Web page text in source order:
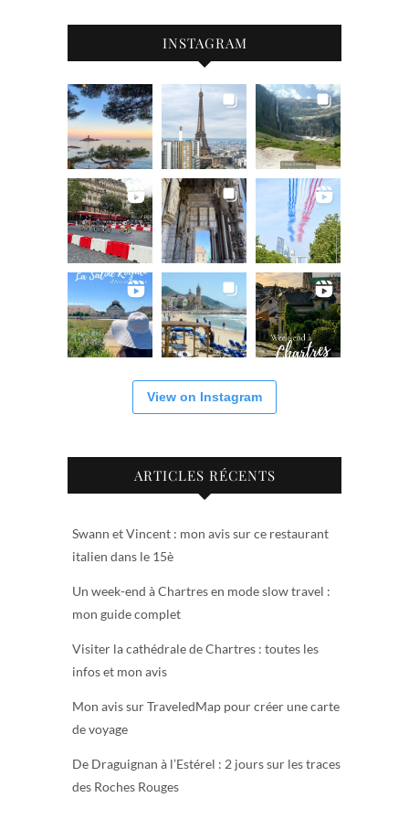
INSTAGRAM
View on Instagram
ARTICLES RÉCENTS
Swann et Vincent : mon avis sur ce restaurant
italien dans le 15è
Un week-end à Chartres en mode slow travel :
mon guide complet
Visiter la cathédrale de Chartres : toutes les
infos et mon avis
Mon avis sur TraveledMap pour créer une carte
de voyage
De Draguignan à l’Estérel : 2 jours sur les traces
des Roches Rouges